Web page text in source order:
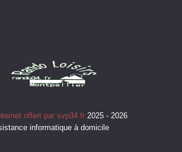
offert par svp34.fr 2025 - 2026
informatique à domicile